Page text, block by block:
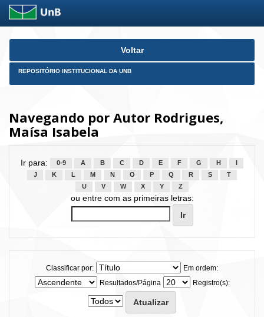
Skip
Voltar
REPOSITÓRIO INSTITUCIONAL DA UNB
Navegando por Autor Rodrigues,
Maísa Isabela
Ir para: 0-9 A B C D E F G H
J
K L M N O P Q R S
T
U
V W X Y Z
ou entre com as primeiras letras:
Classificar por:
Em ordem:
Resultados/Página
Registro(s):